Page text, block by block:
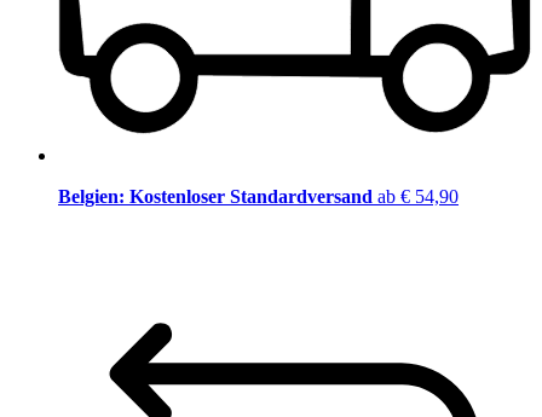
Belgien: Kostenloser Standardversand ab € 54,90